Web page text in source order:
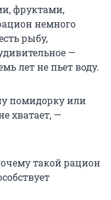
фруктами,
немного
рыбу,
—
лет не пьет воду.
помидорку или
хватает, —
такой рацион